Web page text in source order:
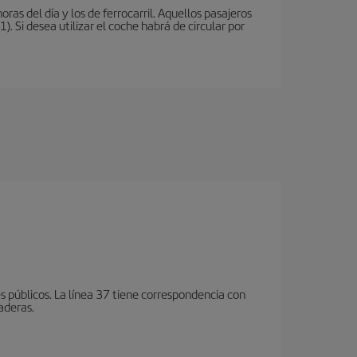
del día y los de ferrocarril. Aquellos pasajeros
Si desea utilizar el coche habrá de circular por
La línea 37 tiene correspondencia con